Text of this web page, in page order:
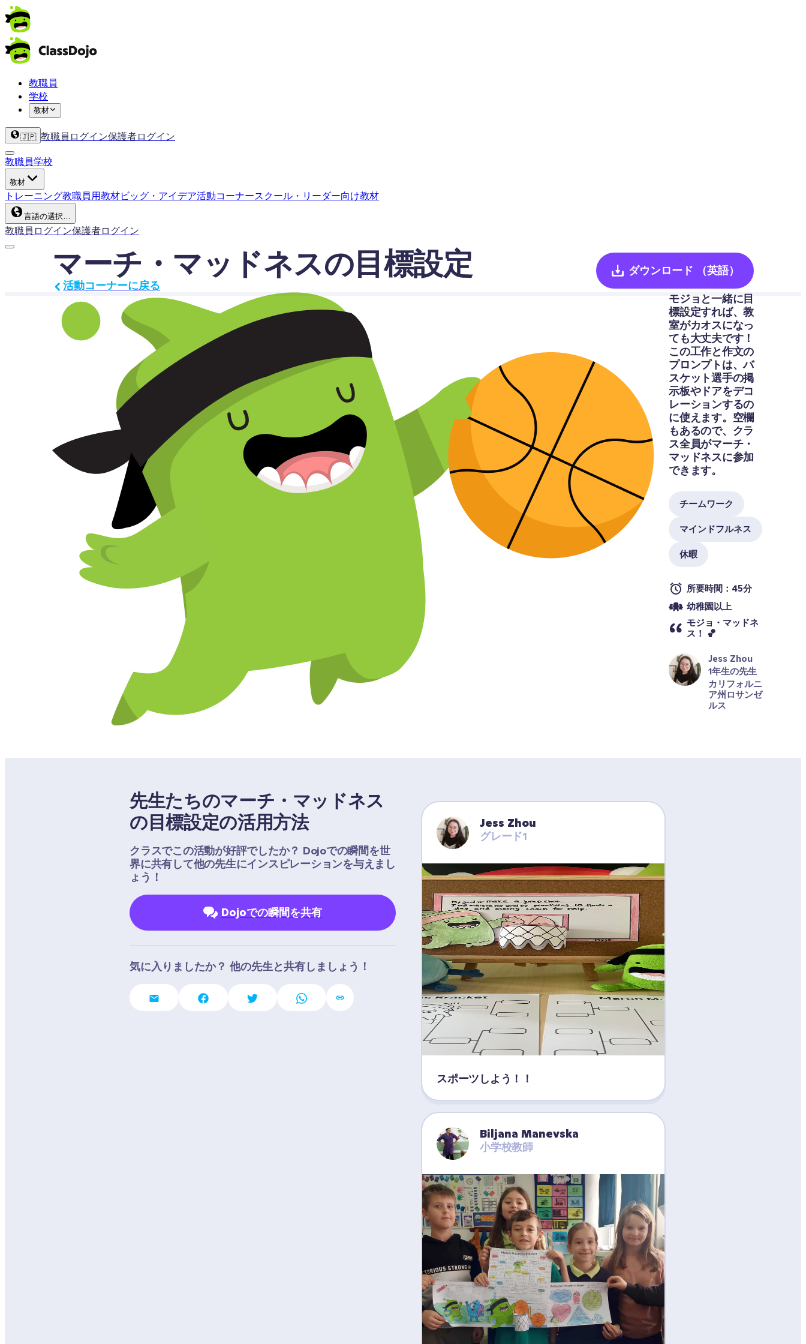
教職員
学校
教材
🇯🇵 教職員ログイン保護者ログイン
教職員学校
教材
トレーニング教職員用教材ビッグ・アイデア活動コーナースクール・リーダー向け教材
言語の選択…
教職員ログイン保護者ログイン
マーチ・マッドネスの目標設定
活動コーナーに戻る
ダウンロード （英語）
モジョと一緒に目
標設定すれば、教
室がカオスになっ
ても大丈夫です！
この工作と作文の
プロンプトは、バ
スケット選手の掲
示板やドアをデコ
レーションするの
に使えます。空欄
もあるので、クラ
ス全員がマーチ・
マッドネスに参加
できます。
チームワーク
マインドフルネス
休暇
所要時間：45分
幼稚園以上
モジョ・マッドネ
ス！ 🏀
Jess Zhou
1年生の先生
カリフォルニ
ア州ロサンゼ
ルス
先生たちのマーチ・マッドネス
の目標設定の活用方法
クラスでこの活動が好評でしたか？ Dojoでの瞬間を世
界に共有して他の先生にインスピレーションを与えまし
ょう！
Dojoでの瞬間を共有
気に入りましたか？ 他の先生と共有しましょう！
Jess Zhou
グレード1
スポーツしよう！！
Biljana Manevska
小学校教師